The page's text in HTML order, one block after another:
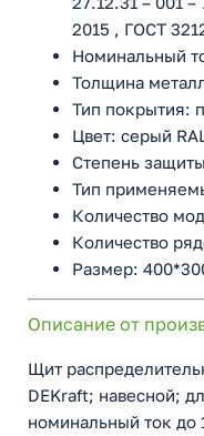
2015 , ГОСТ
Номинальный
Толщина
Тип покрытия:
Цвет: серый
Степень
Тип
Количество
Количество
Размер:
Описание от
Щит
DEKraft; навесной;
номинальный ток до